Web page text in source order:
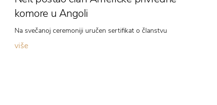
komore u Angoli
Na svečanoj ceremoniji uručen sertifikat o članstvu
više